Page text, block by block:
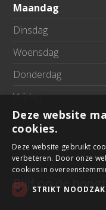
Maandag
Dinsdag
Woensdag
Donderdag
Vrijdag
Zaterdag
Zondag
Blijf op de
Deze website
cookies.
Deze website gebruikt
verbeteren. Door onze
cookies in
STRIKT